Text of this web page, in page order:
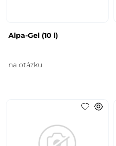
Alpa-Gel (10 l)
na otázku